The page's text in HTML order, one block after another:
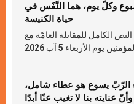
وكلّ يوم، هما النَّفَس في
حياة الكنيسة
النص الكامل للمقابلة العامّة مع
يوم الأربعاء 5 آب 2026
الرّبّ يسوع هو عطاء شامل،
وأنّ عنايته بنا لا تغيب عنّا أبدًا